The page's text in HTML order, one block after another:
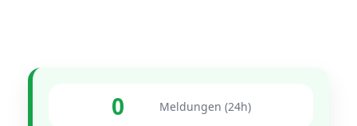
0 Meldungen (24h)